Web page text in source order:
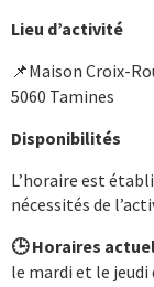
Lieu d’activité
📌Maison Croix-
5060 Tamines
Disponibilités
L’horaire est
nécessités de
🕒Horaires
le mardi et le jeudi